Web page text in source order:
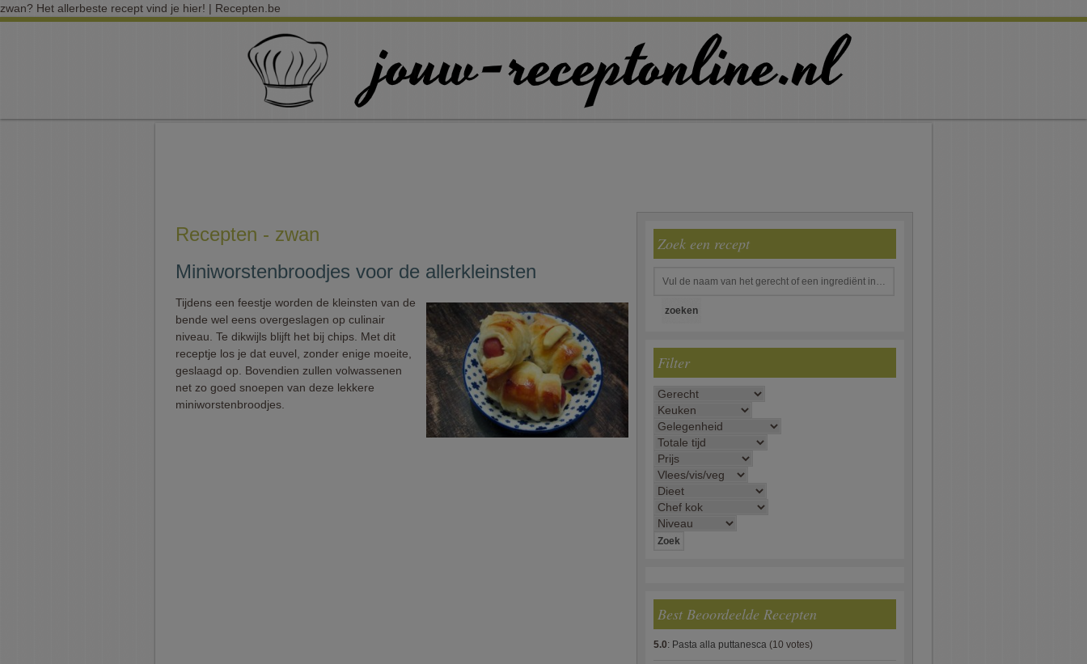
zwan? Het allerbeste recept vind je hier! | Recepten.be
Recepten - zwan
Miniworstenbroodjes voor de allerkleinsten
Tijdens een feestje worden de kleinsten van de
bende wel eens overgeslagen op culinair
niveau. Te dikwijls blijft het bij chips. Met dit
receptje los je dat euvel, zonder enige moeite,
geslaagd op. Bovendien zullen volwassenen
net zo goed snoepen van deze lekkere
miniworstenbroodjes.
Zoek een recept
Filter
Best Beoordeelde Recepten
5.0: Pasta alla puttanesca (10 votes)